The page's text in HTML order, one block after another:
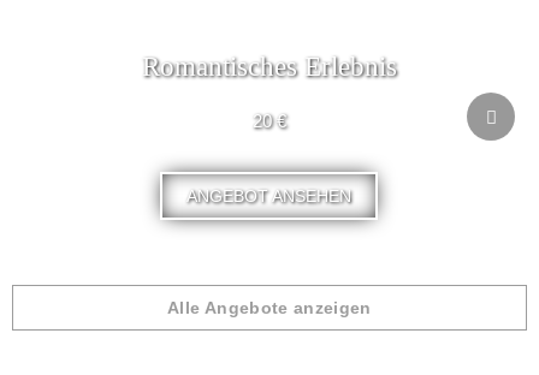
Romantisches Erlebnis
20 €
ANGEBOT ANSEHEN
Alle Angebote anzeigen